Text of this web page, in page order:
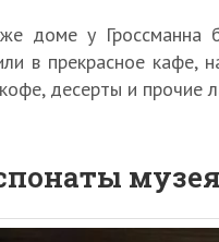
доме у Гроссманна
в прекрасное кафе,
десерты и прочие